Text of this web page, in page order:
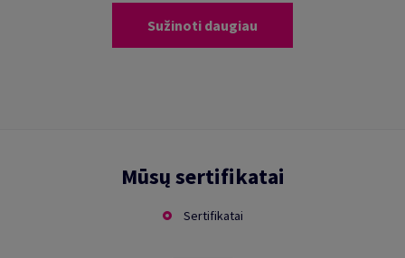
Sužinoti daugiau
Mūsų sertifikatai
Sertifikatai